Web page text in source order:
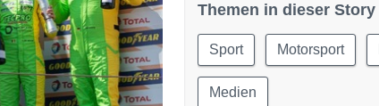
Themen in dieser Story
Sport Motorsport
Medien